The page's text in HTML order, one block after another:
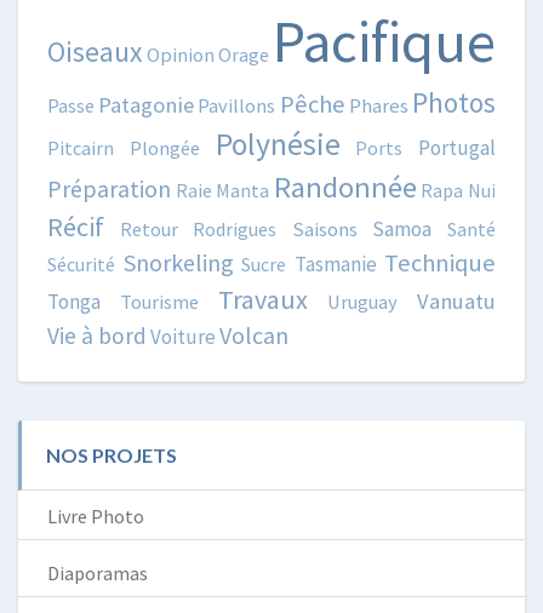
Oiseaux Opinion Orage Pacifique
Passe Patagonie Pavillons Pêche Phares Photos
Pitcairn Plongée Polynésie Ports Portugal
Préparation Raie Manta Randonnée Rapa Nui
Récif Retour Rodrigues Saisons Samoa
Santé
Sécurité Snorkeling Sucre Tasmanie Technique
Tonga Tourisme Travaux Uruguay Vanuatu
Vie à bord VoitureVolcan
NOS PROJETS
Livre Photo
Diaporamas